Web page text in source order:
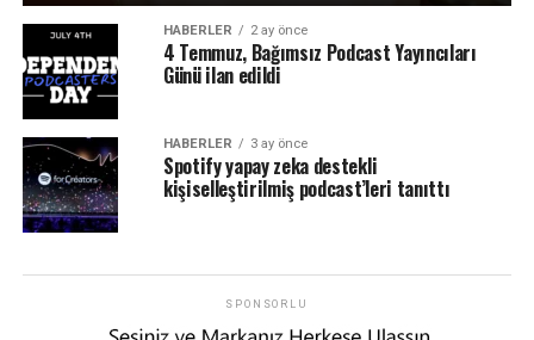
HABERLER 2 ay önce
4 Temmuz, Bağımsız Podcast Yayıncıları
Günü ilan edildi
HABERLER 3 ay önce
Spotify yapay zeka destekli
kişiselleştirilmiş podcast’leri tanıttı
SPONSORLU